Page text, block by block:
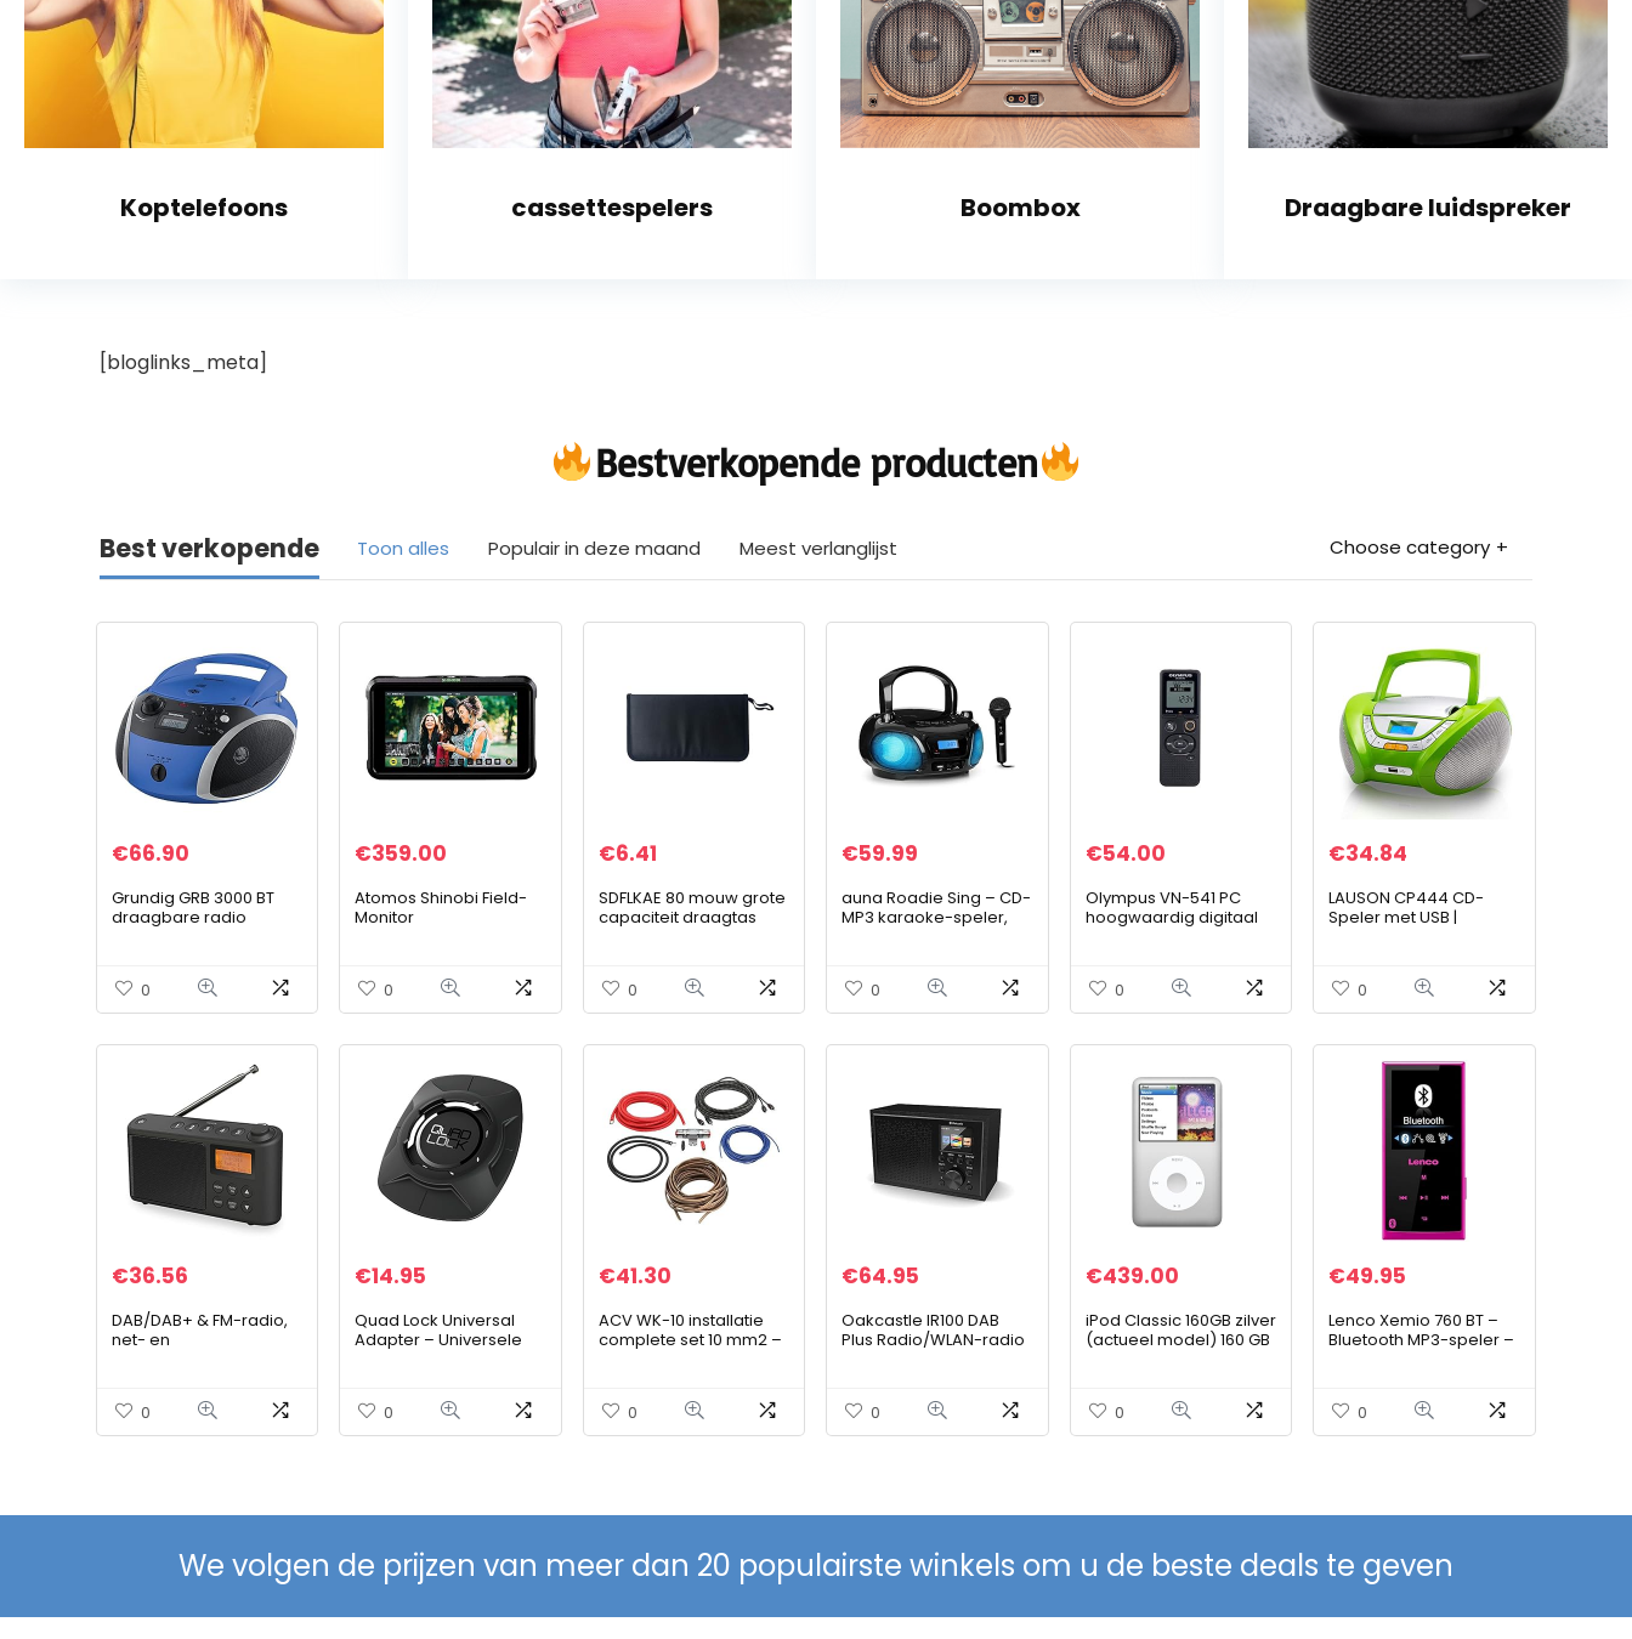
Koptelefoons cassettespelers Boombox Draagbare luidspreker
[bloglinks_meta]
Bestverkopende producten
Best verkopende Toon alles Populair in deze maand Meest verlanglijst Choose category
€66.90
Grundig GRB 3000 BT
draagbare radio
0
€359.00
Atomos Shinobi Field-
Monitor
0
€6.41
SDFLKAE 80 mouw grote
capaciteit draagtas
0
€59.99
auna Roadie Sing – CD-
MP3 karaoke-speler,
poort, FM-radio,
Bluetooth 3.0, LED-
verlichting, netvoeding
microfoon, zwart
0
€54.00
Olympus VN-541 PC
hoogwaardig digitaal
microfoon, one-touch-
opname,
ruisonderdrukking,
selectie, automatisch
low-cut-filter en 4 GB
geheugen
0
€34.84
LAUSON CP444 CD-
Speler met USB |
Radio Draagbaare |
Kinderradio met CD en
MP3-Speler USB Port |
Hoofdtelefoonaansluitin
g en Geïntegreerde
Speakers (Groen)
0
€36.56
DAB/DAB+ & FM-radio,
net- en
oplaadbare digitale
radio met USB-opladen
voor 15 uur afspelen
0
€14.95
Quad Lock Universal
Adapter – Universele
0
€41.30
ACV WK-10 installatie
complete set 10 mm2 –
0
€64.95
Oakcastle IR100 DAB
Plus Radio/WLAN-radio
wekker, line-in, app-
besturing en
kleurendisplay
0
€439.00
iPod Classic 160GB zilver
(actueel model) 160 GB
0
€49.95
Lenco Xemio 760 BT –
Bluetooth MP3-speler –
uitbreidbaar met Micro
SD – geïntegreerde LI-
ion-batterij –
0
We volgen de prijzen van meer dan 20 populairste winkels om u de beste deals te geven